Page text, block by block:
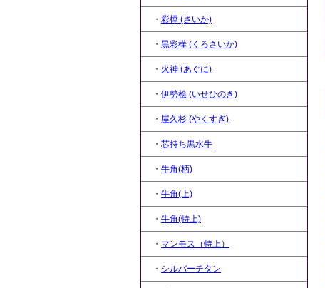
・ 彩樺 (さいか)
・ 黒彩樺 (くろさいか)
・ 火神 (あぐに)
・ 伊勢桧 (いせひのき)
・ 屋久杉 (やくすぎ)
・ 芯持ち黒水牛
・ 牛角(柄)
・ 牛角(上)
・ 牛角(特上)
・ マンモス（特上）
・ シルバーチタン